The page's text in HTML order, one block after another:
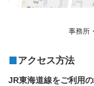
事務所
アクセス方法
JR東海道線をご利用